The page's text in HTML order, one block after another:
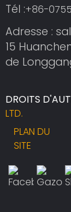
Tél :+86-
Adresse :
15
de
DROITS
LTD.
PLAN DU
SITE